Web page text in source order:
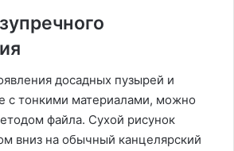
досадных пузырей и
с тонкими материалами, можно
файла. Сухой рисунок
вниз на обычный канцелярский